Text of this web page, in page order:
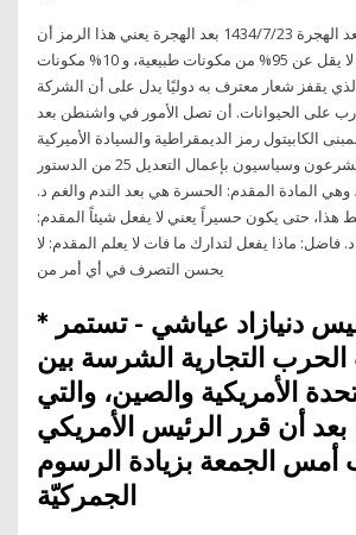
منذ 2 يوم 7‏‏/6‏‏/1442 بعد الهجرة 23‏‏/7‏‏/1434 بعد الهجرة يعني هذا الرمز أن
المنتج يحتوي على ما لا يقل عن 95% من مكونات طبيعية، و 10% مكونات
يقفز شعار معترف به دوليًا يدل على أن الشركة
على الحيوانات. أن تصل الأمور في واشنطن بعد
الكابيتول رمز الديمقراطية والسيادة الأميركية
لدرجة أن يطالب مشرعون وسياسيون بإعمال التعديل 25 من الدستور
المادة المقدم: الحسرة هي بعد الندم والغم د.
حتى يكون حسيراً يعني لا يفعل شيئاً المقدم:
ماذا يفعل لتدارك ما فات لا يعلم المقدم: لا
يحسن التصرف في أي أمر من
* د. بلقيس دنيازاد عياشي - تستمر
الحرب التجارية الشرسة بين
الأمريكية والصين، والتي
بعد أن قرر الرئيس الأمريكي
أمس الجمعة بزيادة الرسوم
الجمركيّة